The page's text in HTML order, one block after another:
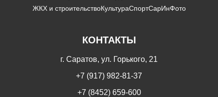
ЖКХ и строительствоКультураСпортСарИнФото
КОНТАКТЫ
г. Саратов, ул. Горького, 21
+7 (917) 982-81-37
+7 (8452) 659-600